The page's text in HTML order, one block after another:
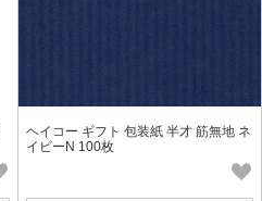
ヘイコー ギフト 包装紙 半才 筋無地 ネ
イビーN 100枚